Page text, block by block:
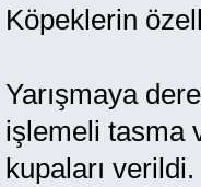
Köpeklerin
Yarışmaya
işlemeli tasma
kupaları